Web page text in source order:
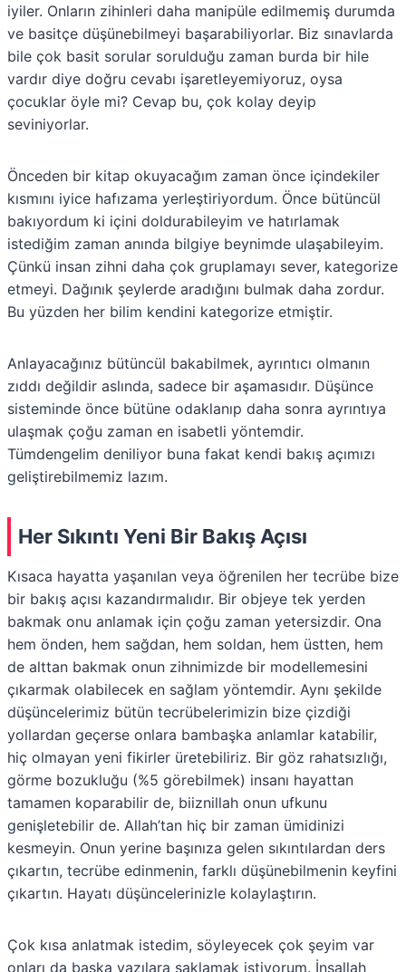
iyiler. Onların zihinleri daha manipüle edilmemiş durumda
ve basitçe düşünebilmeyi başarabiliyorlar. Biz sınavlarda
bile çok basit sorular sorulduğu zaman burda bir hile
vardır diye doğru cevabı işaretleyemiyoruz, oysa
çocuklar öyle mi? Cevap bu, çok kolay deyip
seviniyorlar.
Önceden bir kitap okuyacağım zaman önce içindekiler
kısmını iyice hafızama yerleştiriyordum. Önce bütüncül
bakıyordum ki içini doldurabileyim ve hatırlamak
istediğim zaman anında bilgiye beynimde ulaşabileyim.
Çünkü insan zihni daha çok gruplamayı sever, kategorize
etmeyi. Dağınık şeylerde aradığını bulmak daha zordur.
Bu yüzden her bilim kendini kategorize etmiştir.
Anlayacağınız bütüncül bakabilmek, ayrıntıcı olmanın
zıddı değildir aslında, sadece bir aşamasıdır. Düşünce
sisteminde önce bütüne odaklanıp daha sonra ayrıntıya
ulaşmak çoğu zaman en isabetli yöntemdir.
Tümdengelim deniliyor buna fakat kendi bakış açımızı
geliştirebilmemiz lazım.
Her Sıkıntı Yeni Bir Bakış Açısı
Kısaca hayatta yaşanılan veya öğrenilen her tecrübe bize
bir bakış açısı kazandırmalıdır. Bir objeye tek yerden
bakmak onu anlamak için çoğu zaman yetersizdir. Ona
hem önden, hem sağdan, hem soldan, hem üstten, hem
de alttan bakmak onun zihnimizde bir modellemesini
çıkarmak olabilecek en sağlam yöntemdir. Aynı şekilde
düşüncelerimiz bütün tecrübelerimizin bize çizdiği
yollardan geçerse onlara bambaşka anlamlar katabilir,
hiç olmayan yeni fikirler üretebiliriz. Bir göz rahatsızlığı,
görme bozukluğu (%5 görebilmek) insanı hayattan
tamamen koparabilir de, biiznillah onun ufkunu
genişletebilir de. Allah’tan hiç bir zaman ümidinizi
kesmeyin. Onun yerine başınıza gelen sıkıntılardan ders
çıkartın, tecrübe edinmenin, farklı düşünebilmenin keyfini
çıkartın. Hayatı düşüncelerinizle kolaylaştırın.
Çok kısa anlatmak istedim, söyleyecek çok şeyim var
onları da başka yazılara saklamak istiyorum. İnşallah